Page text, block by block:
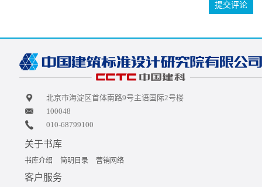
提交评论
北京市海淀区首体南路9号主语国际2号楼
100048
010-68799100
关于书库
书库介绍 简明目录 营销网络
客户服务